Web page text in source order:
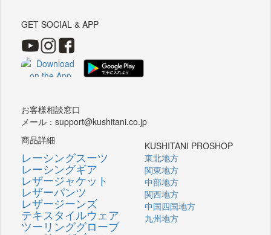
GET SOCIAL & APP
お客様相談窓口
メール：support@kushitani.co.jp
商品詳細
レーシングスーツ
レーシングギア
レザージャケット
レザーパンツ
レザージーンズ
テキスタイルウェア
ツーリンググローブ
KUSHITANI PROSHOP
東北地方
関東地方
中部地方
関西地方
中国四国地方
九州地方